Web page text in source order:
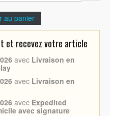
au panier
et recevez votre article
avec Livraison en
avec Livraison en
avec Expedited
avec signature